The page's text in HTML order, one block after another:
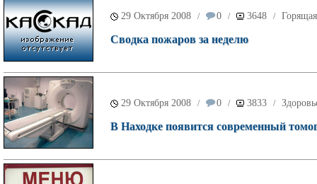
29 Октября 2008 / 0 / 3648 /
Сводка пожаров за неделю
29 Октября 2008 / 0 / 3833 /
В Находке появится современный